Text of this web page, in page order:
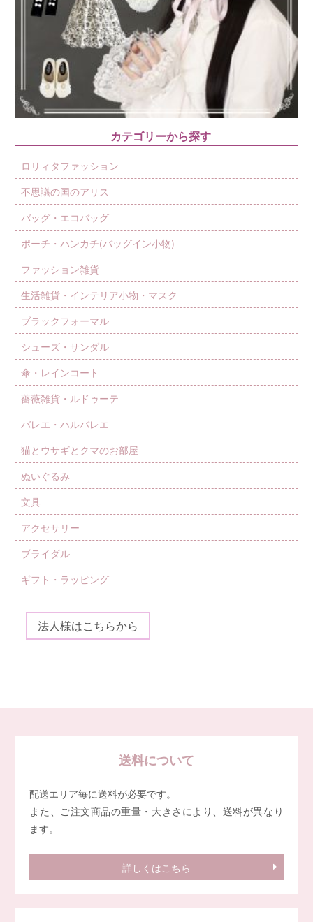
カテゴリーから探す
ロリィタファッション
不思議の国のアリス
バッグ・エコバッグ
ポーチ・ハンカチ(バッグイン小物)
ファッション雑貨
生活雑貨・インテリア小物・マスク
ブラックフォーマル
シューズ・サンダル
傘・レインコート
薔薇雑貨・ルドゥーテ
バレエ・ハルバレエ
猫とウサギとクマのお部屋
ぬいぐるみ
文具
アクセサリー
ブライダル
ギフト・ラッピング
法人様はこちらから
送料について
配送エリア毎に送料が必要です。
また、ご注文商品の重量・大きさにより、送料が異なり
ます。
詳しくはこちら